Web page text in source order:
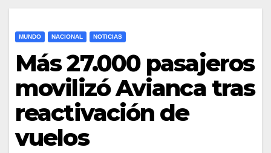
MUNDO NACIONAL NOTICIAS
Más 27.000 pasajeros
movilizó Avianca tras
reactivación de
vuelos